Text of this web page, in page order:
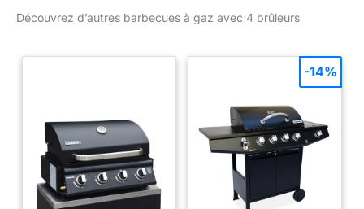
Découvrez d’autres barbecues à gaz avec 4 brûleurs
-14%